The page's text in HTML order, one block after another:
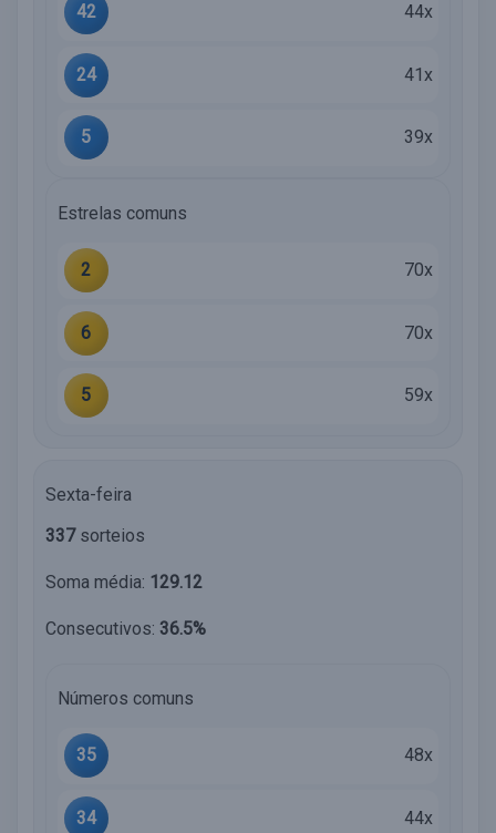
42 44x
24 41x
5 39x
Estrelas comuns
2 70x
6 70x
5 59x
Sexta-feira
337sorteios
Soma média: 129.12
Consecutivos: 36.5%
Números comuns
35 48x
34 44x